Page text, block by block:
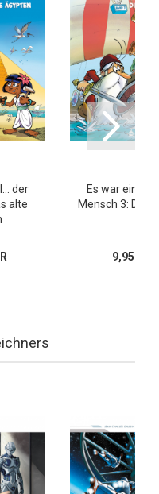
der
alte
Es war
Mensch 3: Die
9,95 EUR